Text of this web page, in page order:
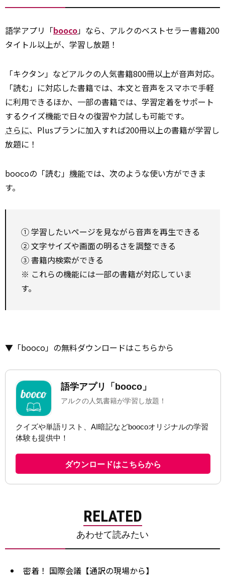
語学アプリ「booco」なら、アルクのベストセラー書籍200
タイトル以上が、学習し放題！
「キクタン」などアルクの人気書籍800冊以上が音声対応。
「読む」に対応した書籍では、本文と音声をスマホで手軽
に利用できるほか、一部の書籍では、学習定着をサポート
するクイズ機能で日々の復習や力試しも可能です。
さらに、Plusプランに加入すれば200冊以上の書籍が学習し
放題に！
boocoの「読む」 機能では、次のような使い方ができま
す。
① 学習したいページを見ながら音声を再生できる
② 文字サイズや画面の明るさを調整できる
③ 書籍内検索ができる
※ これらの機能には一部の書籍が対応していま
す。
▼「booco」の無料ダウンロードはこちらから
RELATED
あわせて読みたい
密着！ 国際会議【通訳の現場から】